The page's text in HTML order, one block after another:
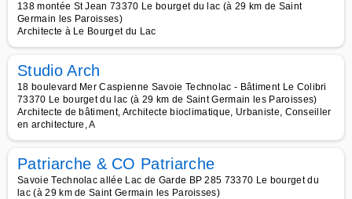
138 montée St Jean 73370 Le bourget du lac (à 29 km de Saint
Germain les Paroisses)
Architecte à Le Bourget du Lac
Studio Arch
18 boulevard Mer Caspienne Savoie Technolac - Bâtiment Le Colibri
73370 Le bourget du lac (à 29 km de Saint Germain les Paroisses)
Architecte de bâtiment, Architecte bioclimatique, Urbaniste, Conseiller
en architecture, A
Patriarche & CO Patriarche
Savoie Technolac allée Lac de Garde BP 285 73370 Le bourget du
lac (à 29 km de Saint Germain les Paroisses)